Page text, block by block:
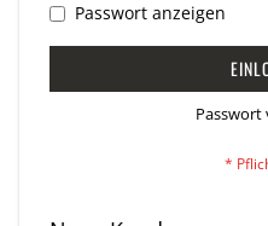
Passwort anzeigen
Passwort